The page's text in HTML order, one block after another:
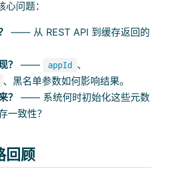
问题：
—— 从 REST API 到缓存返回的
？
—— appId 、
、黑名单参数如何影响结果。
？
—— 系统何时初始化这些元数
一致性？
回顾